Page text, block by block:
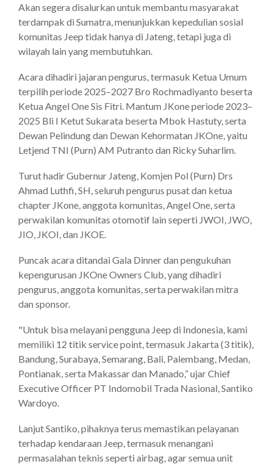
Akan segera disalurkan untuk membantu masyarakat
terdampak di Sumatra, menunjukkan kepedulian sosial
komunitas Jeep tidak hanya di Jateng, tetapi juga di
wilayah lain yang membutuhkan.
Acara dihadiri jajaran pengurus, termasuk Ketua Umum
terpilih periode 2025–2027 Bro Rochmadiyanto beserta
Ketua Angel One Sis Fitri. Mantum JKone periode 2023–
2025 Bli I Ketut Sukarata beserta Mbok Hastuty, serta
Dewan Pelindung dan Dewan Kehormatan JKOne, yaitu
Letjend TNI (Purn) AM Putranto dan Ricky Suharlim.
Turut hadir Gubernur Jateng, Komjen Pol (Purn) Drs
Ahmad Luthfi, SH, seluruh pengurus pusat dan ketua
chapter JKone, anggota komunitas, Angel One, serta
perwakilan komunitas otomotif lain seperti JWOI, JWO,
JIO, JKOI, dan JKOE.
Puncak acara ditandai Gala Dinner dan pengukuhan
kepengurusan JKOne Owners Club, yang dihadiri
pengurus, anggota komunitas, serta perwakilan mitra
dan sponsor.
"Untuk bisa melayani pengguna Jeep di Indonesia, kami
memiliki 12 titik service point, termasuk Jakarta (3 titik),
Bandung, Surabaya, Semarang, Bali, Palembang, Medan,
Pontianak, serta Makassar dan Manado,” ujar Chief
Executive Officer PT Indomobil Trada Nasional, Santiko
Wardoyo.
Lanjut Santiko, pihaknya terus memastikan pelayanan
terhadap kendaraan Jeep, termasuk menangani
permasalahan teknis seperti airbag, agar semua unit